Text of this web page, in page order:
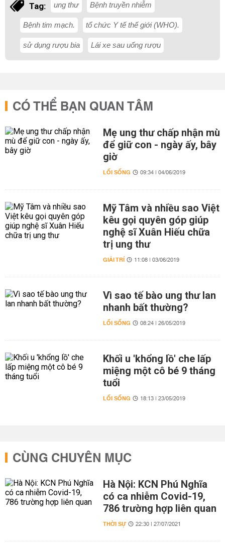
Tag: ung thư Bệnh truyền nhiễm
Bệnh tim mạch. tổ chức Y tế thế giới (WHO).
sử dụng rượu bia Lái xe sau uống rượu
CÓ THỂ BẠN QUAN TÂM
Mẹ ung thư chấp nhận mù
để giữ con - ngày ấy, bây
giờ
LỐI SỐNG 09:34 | 04/06/2019
Mỹ Tâm và nhiều sao Việt
kêu gọi quyên góp giúp
nghệ sĩ Xuân Hiếu chữa
trị ung thư
GIẢI TRÍ 11:08 | 03/06/2019
Vì sao tế bào ung thư lan
nhanh bất thường?
LỐI SỐNG 08:24 | 26/05/2019
Khối u 'khổng lồ' che lấp
miệng một cô bé 9 tháng
tuổi
LỐI SỐNG 18:13 | 23/05/2019
CÙNG CHUYÊN MỤC
Hà Nội: KCN Phú Nghĩa
có ca nhiễm Covid-19,
786 trường hợp liên quan
THỜI SỰ 22:30 | 27/07/2021